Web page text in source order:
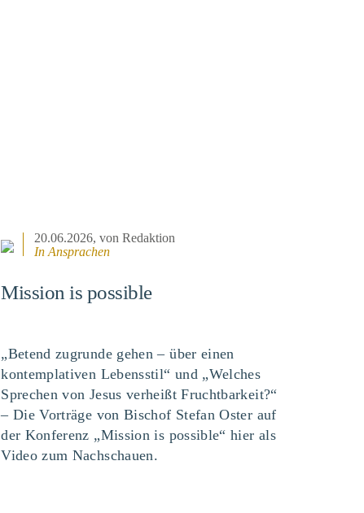
20.06.2026, von Redaktion
InAnsprachen
Mission is possible
„Betend zugrunde gehen – über einen
kontemplativen Lebensstil“ und „Welches
Sprechen von Jesus verheißt Fruchtbarkeit?“
– Die Vorträge von Bischof Stefan Oster auf
der Konferenz „Mission is possible“ hier als
Video zum Nachschauen.